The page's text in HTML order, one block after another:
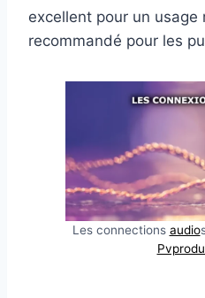
excellent pour un usage
recommandé pour les
Les connections audio